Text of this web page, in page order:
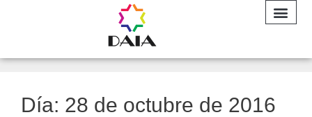
Día: 28 de octubre de 2016